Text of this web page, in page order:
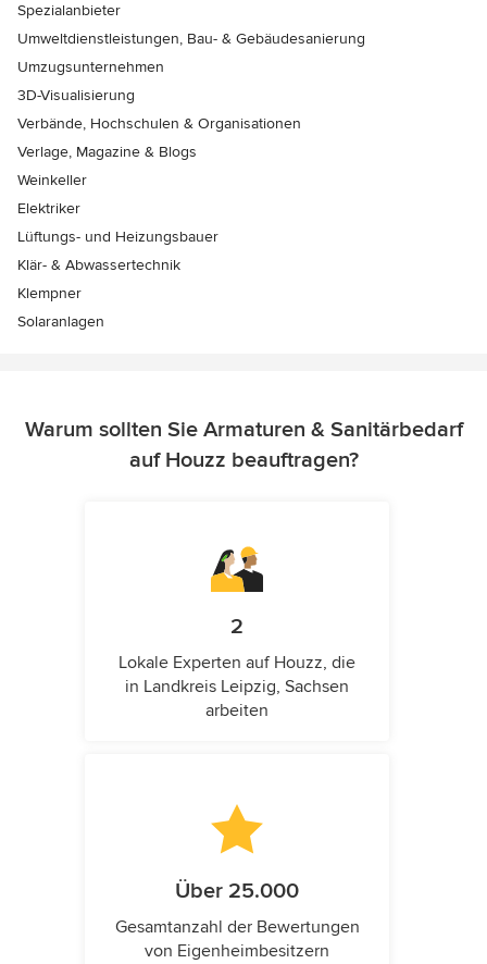
Spezialanbieter
Umweltdienstleistungen, Bau- & Gebäudesanierung
Umzugsunternehmen
3D-Visualisierung
Verbände, Hochschulen & Organisationen
Verlage, Magazine & Blogs
Weinkeller
Elektriker
Lüftungs- und Heizungsbauer
Klär- & Abwassertechnik
Klempner
Solaranlagen
Warum sollten Sie Armaturen & Sanitärbedarf
auf Houzz beauftragen?
2
Lokale Experten auf Houzz, die
in Landkreis Leipzig, Sachsen
arbeiten
Über 25.000
Gesamtanzahl der Bewertungen
von Eigenheimbesitzern